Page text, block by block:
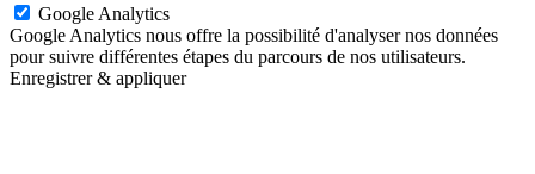
Google Analytics
Google Analytics nous offre la possibilité d'analyser nos données
pour suivre différentes étapes du parcours de nos utilisateurs.
Enregistrer & appliquer